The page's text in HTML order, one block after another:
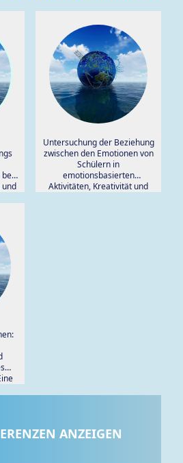
Untersuchung der Beziehung
zwischen den Emotionen von
Schülern in
emotionsbasierten
Aktivitäten, Kreativität und
ANZEIGEN